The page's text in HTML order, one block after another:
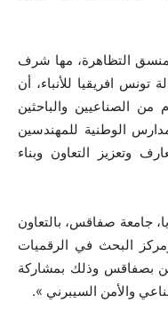
التظاهرة، مها شرف
افريقيا للأنباء، أن
الصناعيين والباحثين
الوطنية للمهندسين
وتعزيز التعاون وبناء
جامعة صفاقس، بالتعاون
البحث في الرقميات
بصفاقس وذلك بمشاركة
والأمن السيبرني ».